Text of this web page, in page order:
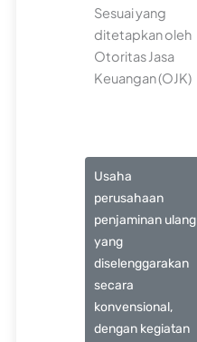
Sesuai yang
ditetapkan oleh
Otoritas Jasa
Keuangan (OJK)
Usaha
perusahaan
penjaminan ulang
yang
diselenggarakan
secara
konvensional,
dengan kegiatan